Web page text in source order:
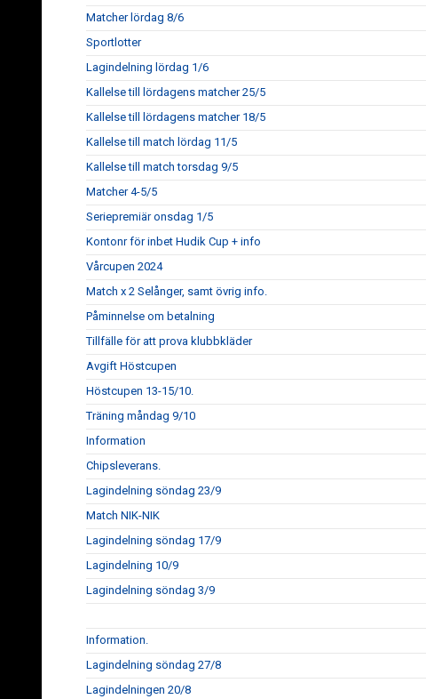
Matcher lördag 8/6
Sportlotter
Lagindelning lördag 1/6
Kallelse till lördagens matcher 25/5
Kallelse till lördagens matcher 18/5
Kallelse till match lördag 11/5
Kallelse till match torsdag 9/5
Matcher 4-5/5
Seriepremiär onsdag 1/5
Kontonr för inbet Hudik Cup + info
Vårcupen 2024
Match x 2 Selånger, samt övrig info.
Påminnelse om betalning
Tillfälle för att prova klubbkläder
Avgift Höstcupen
Höstcupen 13-15/10.
Träning måndag 9/10
Information
Chipsleverans.
Lagindelning söndag 23/9
Match NIK-NIK
Lagindelning söndag 17/9
Lagindelning 10/9
Lagindelning söndag 3/9
Information.
Lagindelning söndag 27/8
Lagindelningen 20/8